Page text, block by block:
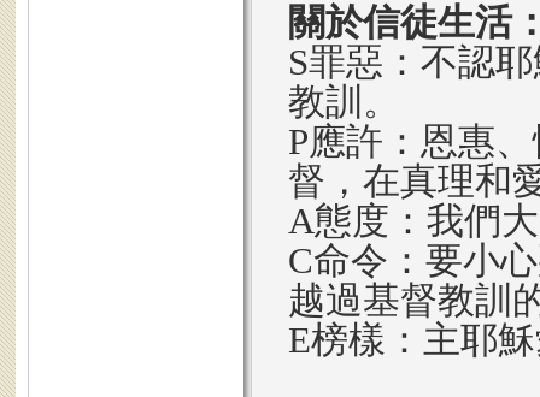
關於信徒生活
S罪惡：不認
教訓。
P應許：恩惠
督，在真理和
A態度：我們
C命令：要小
越過基督教訓
E榜樣：主耶